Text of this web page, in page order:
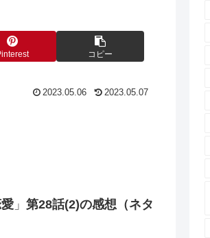
コピー
2023.05.06 2023.05.07
」 第28話(2)の感想（ネタ